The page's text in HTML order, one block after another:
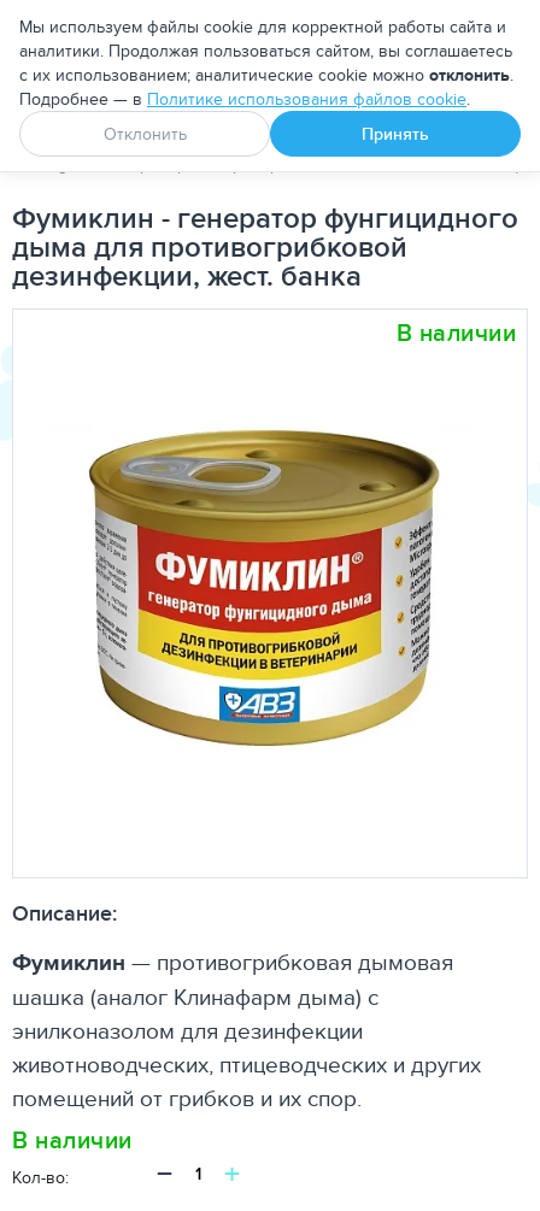
Москва
Апоквел Ветмедин От блох и клещей
PetDog Ветеринарные препараты Антисептики и
Фумиклин - генератор фунгицидного
дыма для противогрибковой
дезинфекции, жест. банка
В наличии
Описание:
Фумиклин — противогрибковая дымовая
шашка (аналог Клинафарм дыма) с
энилконазолом для дезинфекции
животноводческих, птицеводческих и других
помещений от грибков и их спор.
В наличии
Кол-во: − +
Мы используем файлы cookie для корректной работы сайта и
аналитики. Продолжая пользоваться сайтом, вы соглашаетесь
с их использованием; аналитические cookie можно отклонить.
Подробнее — в Политике использования файлов cookie.
Отклонить
Принять